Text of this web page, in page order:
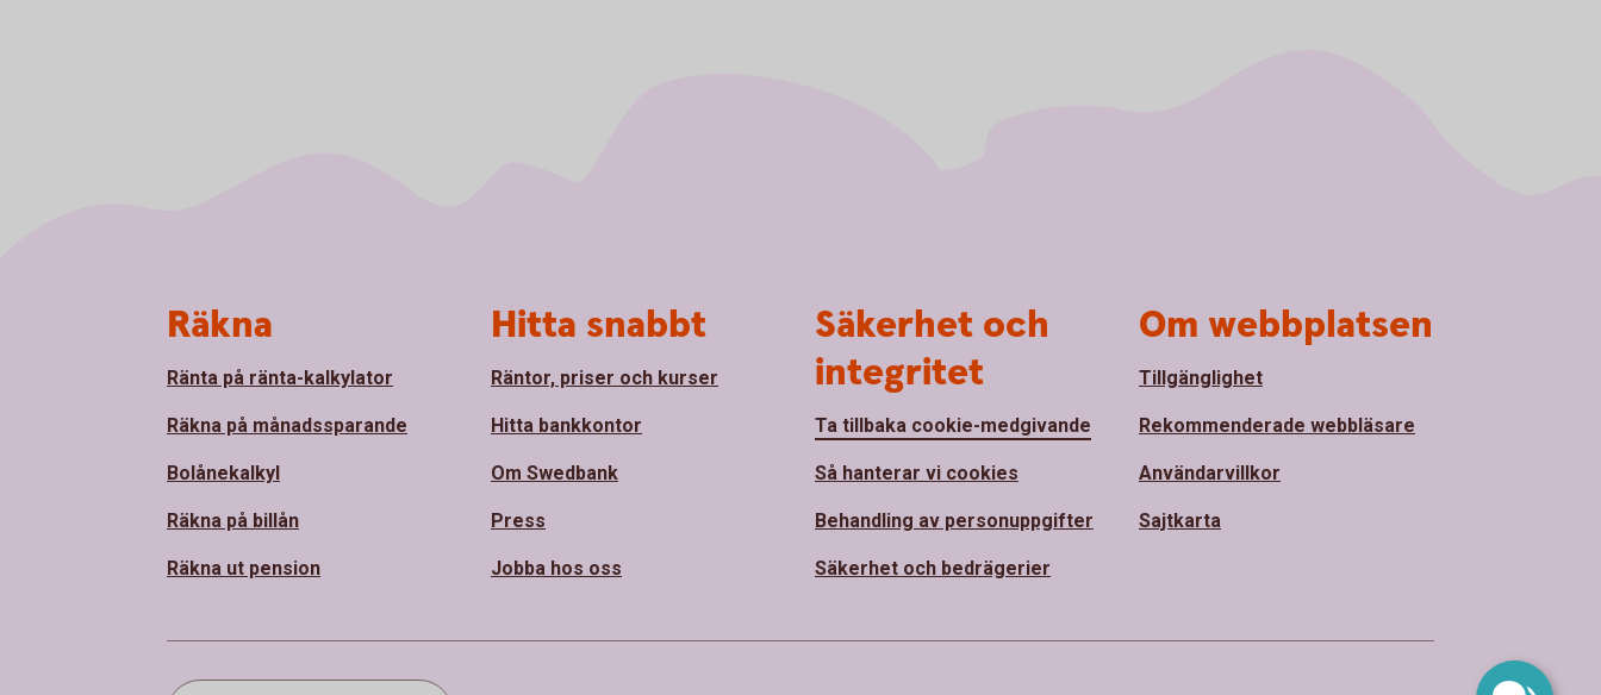
Räkna
Ränta på ränta-kalkylator
Räkna på månadssparande
Bolånekalkyl
Räkna på billån
Räkna ut pension
Hitta snabbt
Räntor, priser och kurser
Hitta bankkontor
Om Swedbank
Press
Jobba hos oss
Säkerhet och
integritet
Ta tillbaka cookie-medgivande
Så hanterar vi cookies
Behandling av personuppgifter
Säkerhet och bedrägerier
Om webbplatsen
Tillgänglighet
Rekommenderade webbläsare
Användarvillkor
Sajtkarta